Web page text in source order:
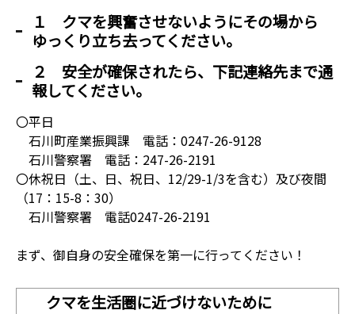
１ クマを興奮させないようにその場から
ゆっくり立ち去ってください。
２ 安全が確保されたら、下記連絡先まで通
報してください。
〇平日
石川町産業振興課 電話：0247-26-9128
石川警察署 電話：247-26-2191
〇休祝日（土、日、祝日、12/29-1/3を含む）及び夜間
（17：15-8：30）
石川警察署 電話0247-26-2191
まず、御自身の安全確保を第一に行ってください！
クマを生活圏に近づけないために